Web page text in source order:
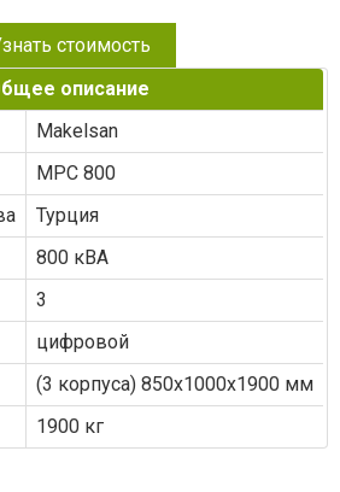
стоимость
описание
Makelsan
MPC 800
Турция
800 кВА
3
цифровой
(3 корпуса) 850х1000х1900 мм
1900 кг